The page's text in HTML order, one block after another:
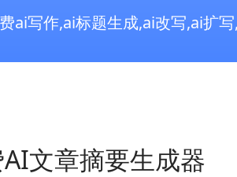
ai写作,ai标题生成,ai改写,ai扩
文章摘要生成器